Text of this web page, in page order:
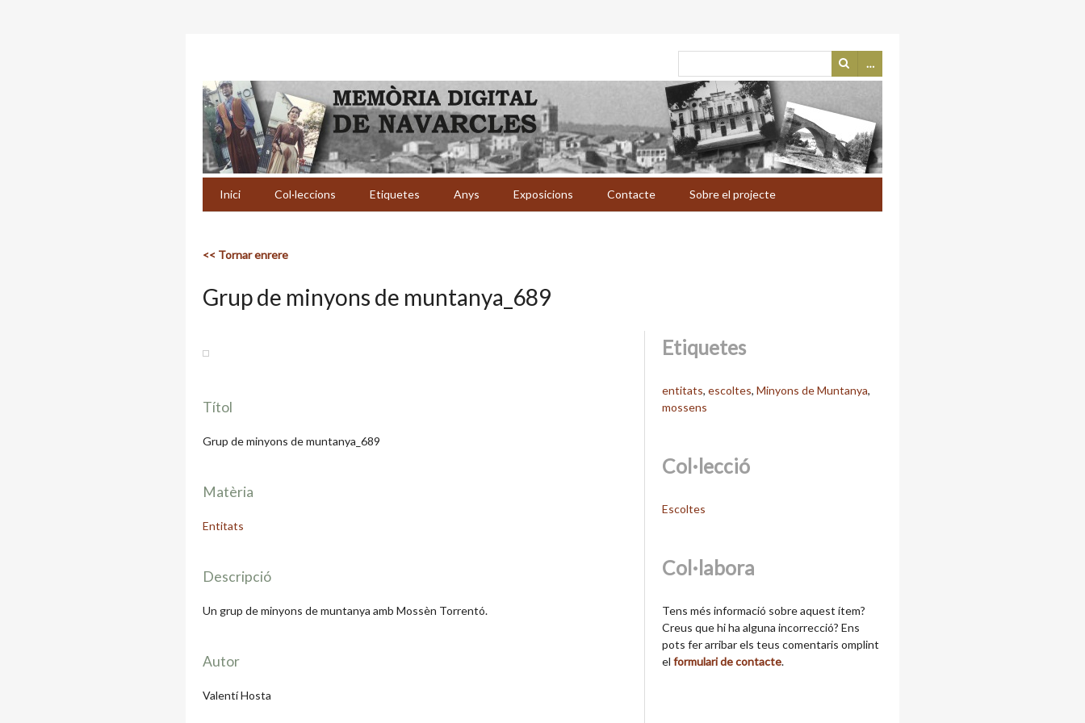
…
Inici Col·leccions Etiquetes Anys Exposicions Contacte Sobre el projecte
<< Tornar enrere
Grup de minyons de muntanya_689
Títol
Grup de minyons de muntanya_689
Matèria
Entitats
Descripció
Un grup de minyons de muntanya amb Mossèn Torrentó.
Autor
Valentí Hosta
Etiquetes
entitats,escoltes,Minyons de Muntanya,
mossens
Col·lecció
Escoltes
Col·labora
Tens més informació sobre aquest ítem?
Creus que hi ha alguna incorrecció? Ens
pots fer arribar els teus comentaris omplint
elformulari de contacte.